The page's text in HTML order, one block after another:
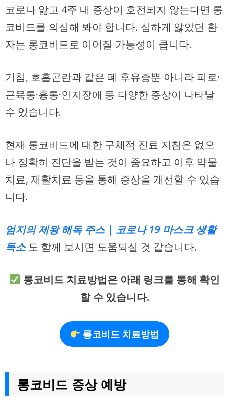
코로나 앓고 4주 내 증상이 호전되지 않는다면 롱
코비드를 의심해 봐야 합니다. 심하게 앓았던 환
자는 롱코비드로 이어질 가능성이 큽니다.
기침, 호흡곤란과 같은 폐 후유증뿐 아니라 피로·
근육통·흉통·인지장애 등 다양한 증상이 나타날
수 있습니다.
현재 롱코비드에 대한 구체적 진료 지침은 없으
나 정확히 진단을 받는 것이 중요하고 이후 약물
치료, 재활치료 등을 통해 증상을 개선할 수 있습
니다.
엄지의 제왕 해독 주스 | 코로나 19 마스크 생활
독소도 함께 보시면 도움되실 것 같습니다.
롱코비드 치료방법은 아래 링크를 통해 확인
할 수 있습니다.
롱코비드 치료방법
롱코비드 증상 예방